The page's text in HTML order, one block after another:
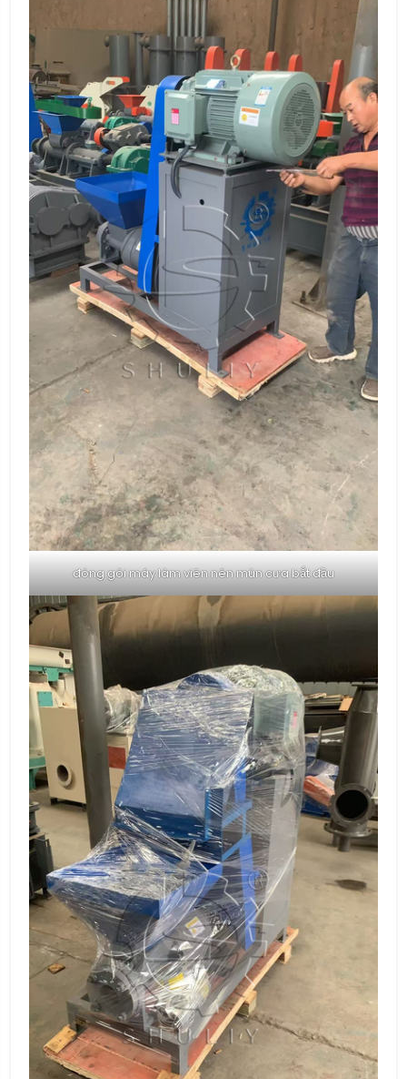
đóng gói máy làm viên nén mùn cưa bắt đầu